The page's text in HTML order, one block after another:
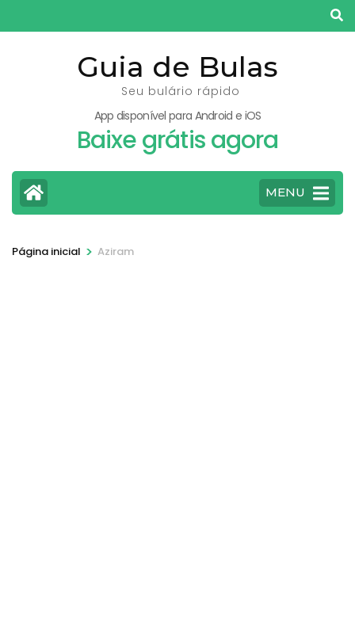
para
Guia de Bulas
Seu bulário rápido
App disponível para Android e iOS
Baixe grátis agora
MENU
Página inicial > Aziram